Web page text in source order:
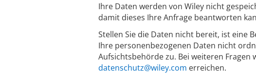
Ihre Daten werden von Wiley nicht
damit dieses Ihre Anfrage beantworten
Stellen Sie die Daten nicht bereit, ist eine
Ihre personenbezogenen Daten nicht
Aufsichtsbehörde zu. Bei weiteren
datenschutz@wiley.com erreichen.